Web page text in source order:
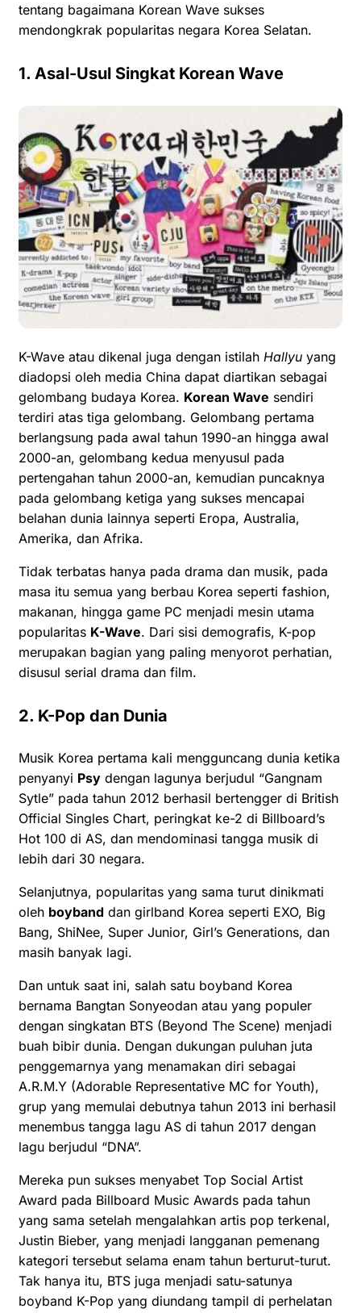
tentang bagaimana Korean Wave sukses
mendongkrak popularitas negara Korea Selatan.
1. Asal-Usul Singkat Korean Wave
K-Wave atau dikenal juga dengan istilah Hallyu yang
diadopsi oleh media China dapat diartikan sebagai
gelombang budaya Korea. Korean Wave sendiri
terdiri atas tiga gelombang. Gelombang pertama
berlangsung pada awal tahun 1990-an hingga awal
2000-an, gelombang kedua menyusul pada
pertengahan tahun 2000-an, kemudian puncaknya
pada gelombang ketiga yang sukses mencapai
belahan dunia lainnya seperti Eropa, Australia,
Amerika, dan Afrika.
Tidak terbatas hanya pada drama dan musik, pada
masa itu semua yang berbau Korea seperti fashion,
makanan, hingga game PC menjadi mesin utama
popularitas K-Wave. Dari sisi demografis, K-pop
merupakan bagian yang paling menyorot perhatian,
disusul serial drama dan film.
2. K-Pop dan Dunia
Musik Korea pertama kali mengguncang dunia ketika
penyanyi Psy dengan lagunya berjudul “Gangnam
Sytle” pada tahun 2012 berhasil bertengger di British
Official Singles Chart, peringkat ke-2 di Billboard’s
Hot 100 di AS, dan mendominasi tangga musik di
lebih dari 30 negara.
Selanjutnya, popularitas yang sama turut dinikmati
oleh boyband dan girlband Korea seperti EXO, Big
Bang, ShiNee, Super Junior, Girl’s Generations, dan
masih banyak lagi.
Dan untuk saat ini, salah satu boyband Korea
bernama Bangtan Sonyeodan atau yang populer
dengan singkatan BTS (Beyond The Scene) menjadi
buah bibir dunia. Dengan dukungan puluhan juta
penggemarnya yang menamakan diri sebagai
A.R.M.Y (Adorable Representative MC for Youth),
grup yang memulai debutnya tahun 2013 ini berhasil
menembus tangga lagu AS di tahun 2017 dengan
lagu berjudul “DNA”.
Mereka pun sukses menyabet Top Social Artist
Award pada Billboard Music Awards pada tahun
yang sama setelah mengalahkan artis pop terkenal,
Justin Bieber, yang menjadi langganan pemenang
kategori tersebut selama enam tahun berturut-turut.
Tak hanya itu, BTS juga menjadi satu-satunya
boyband K-Pop yang diundang tampil di perhelatan